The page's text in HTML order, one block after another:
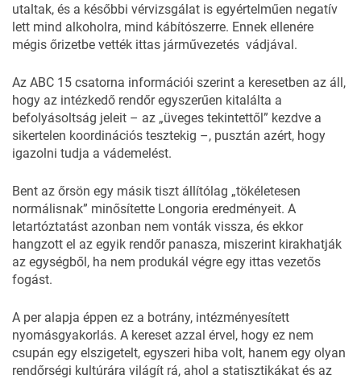
utaltak, és a későbbi vérvizsgálat is egyértelműen negatív
lett mind alkoholra, mind kábítószerre. Ennek ellenére
mégis őrizetbe vették ittas járművezetés vádjával.
Az ABC 15 csatorna információi szerint a keresetben az áll,
hogy az intézkedő rendőr egyszerűen kitalálta a
befolyásoltság jeleit – az „üveges tekintettől” kezdve a
sikertelen koordinációs tesztekig –, pusztán azért, hogy
igazolni tudja a vádemelést.
Bent az őrsön egy másik tiszt állítólag „tökéletesen
normálisnak” minősítette Longoria eredményeit. A
letartóztatást azonban nem vonták vissza, és ekkor
hangzott el az egyik rendőr panasza, miszerint kirakhatják
az egységből, ha nem produkál végre egy ittas vezetős
fogást.
A per alapja éppen ez a botrány, intézményesített
nyomásgyakorlás. A kereset azzal érvel, hogy ez nem
csupán egy elszigetelt, egyszeri hiba volt, hanem egy olyan
rendőrségi kultúrára világít rá, ahol a statisztikákat és az